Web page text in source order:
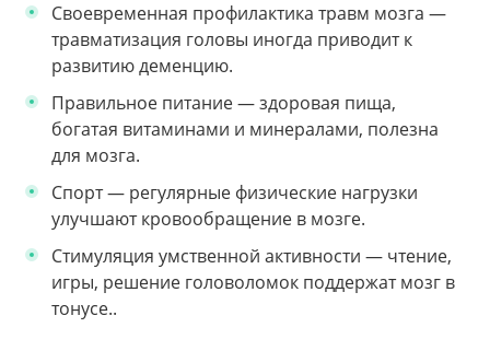
Своевременная профилактика травм мозга —
травматизация головы иногда приводит к
развитию деменцию.
Правильное питание — здоровая пища,
богатая витаминами и минералами, полезна
для мозга.
Спорт — регулярные физические нагрузки
улучшают кровообращение в мозге.
Стимуляция умственной активности — чтение,
игры, решение головоломок поддержат мозг в
тонусе..